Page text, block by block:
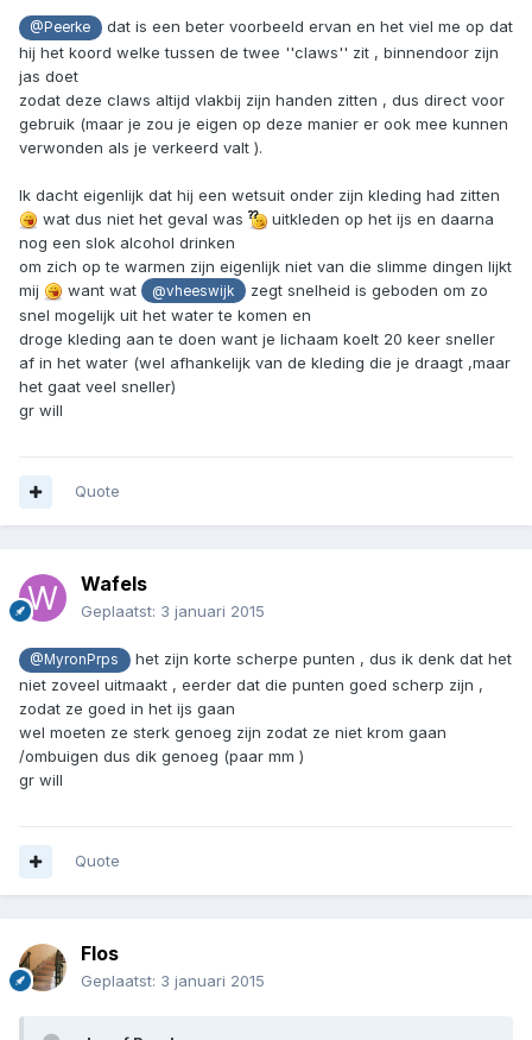
@Peerke
dat is een beter voorbeeld ervan en het viel me op dat
hij het koord welke tussen de twee ''claws'' zit , binnendoor zijn
jas doet
zodat deze claws altijd vlakbij zijn handen zitten , dus direct voor
gebruik (maar je zou je eigen op deze manier er ook mee kunnen
verwonden als je verkeerd valt ).
Ik dacht eigenlijk dat hij een wetsuit onder zijn kleding had zitten
wat dus niet het geval was
uitkleden op het ijs en daarna
nog een slok alcohol drinken
om zich op te warmen zijn eigenlijk niet van die slimme dingen lijkt
mij
want wat @vheeswijk
zegt snelheid is geboden om zo
snel mogelijk uit het water te komen en
droge kleding aan te doen want je lichaam koelt 20 keer sneller
af in het water (wel afhankelijk van de kleding die je draagt ,maar
het gaat veel sneller)
gr will
Quote
Wafels
Geplaatst: 3 januari 2015
@MyronPrps
het zijn korte scherpe punten , dus ik denk dat het
niet zoveel uitmaakt , eerder dat die punten goed scherp zijn ,
zodat ze goed in het ijs gaan
wel moeten ze sterk genoeg zijn zodat ze niet krom gaan
/ombuigen dus dik genoeg (paar mm )
gr will
Quote
Flos
Geplaatst: 3 januari 2015